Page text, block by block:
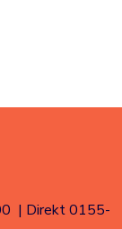
| Direkt 0155-